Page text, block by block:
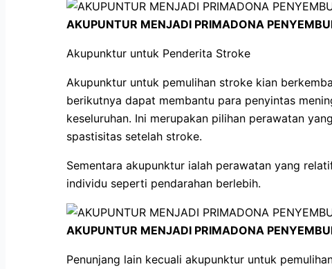
AKUPUNTUR MENJADI PRIMADONA
Akupunktur untuk Penderita Stroke
Akupunktur untuk pemulihan stroke kian
berikutnya dapat membantu para penyintas
keseluruhan. Ini merupakan pilihan perawatan
spastisitas setelah stroke.
Sementara akupunktur ialah perawatan yang
individu seperti pendarahan berlebih.
AKUPUNTUR MENJADI PRIMADONA
Penunjang lain kecuali akupunktur untuk